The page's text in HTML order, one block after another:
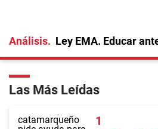
Análisis Ley EMA. Educar
Las Más Leídas